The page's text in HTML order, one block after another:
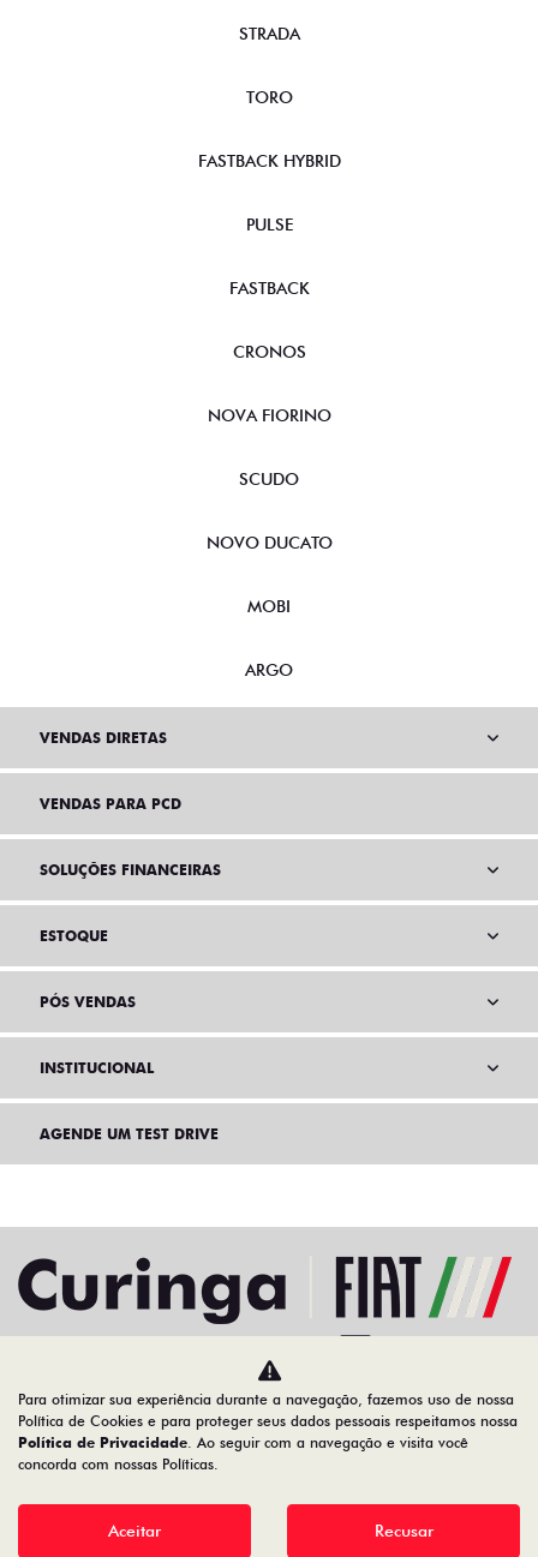
STRADA
TORO
FASTBACK HYBRID
PULSE
FASTBACK
CRONOS
NOVA FIORINO
SCUDO
NOVO DUCATO
MOBI
ARGO
VENDAS DIRETAS
VENDAS PARA PCD
SOLUÇÕES FINANCEIRAS
ESTOQUE
PÓS VENDAS
INSTITUCIONAL
AGENDE UM TEST DRIVE
Home Ofertas
Desacelere. Seu bem maior é a vida.
Para otimizar sua experiência durante a navegação, fazemos uso de nossa
Política de Cookies e para proteger seus dados pessoais respeitamos nossa
Política de Privacidade. Ao seguir com a navegação e visita você
concorda com nossas Políticas.
Aceitar Recusar